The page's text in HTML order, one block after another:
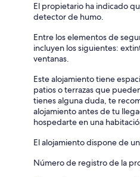
El propietario ha indicado
detector de humo.
Entre los elementos de
incluyen los siguientes:
ventanas.
Este alojamiento tiene
patios o terrazas que
tienes alguna duda, te
alojamiento antes de tu
hospedarte en una
El alojamiento dispone de
Número de registro de la